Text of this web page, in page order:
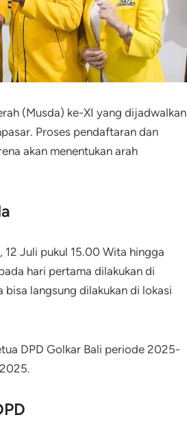
(Musda) ke-XI yang dijadwalkan
Proses pendaftaran dan
akan menentukan arah
12 Juli pukul 15.00 Wita hingga
hari pertama dilakukan di
langsung dilakukan di lokasi
DPD Golkar Bali periode 2025-